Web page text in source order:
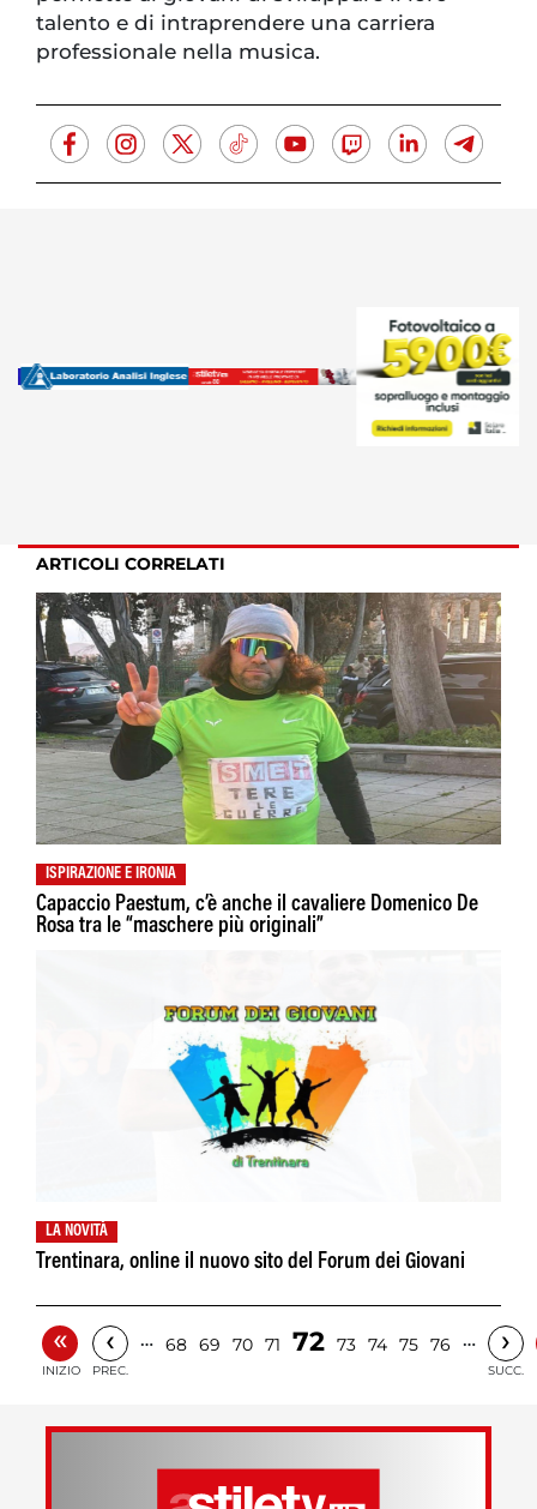
talento e di intraprendere una carriera
professionale nella musica.
ARTICOLI CORRELATI
ISPIRAZIONE E IRONIA
Capaccio Paestum, c’è anche il cavaliere Domenico De
Rosa tra le “maschere più originali”
LA NOVITÀ
Trentinara, online il nuovo sito del Forum dei Giovani
«
INIZIO
‹
PREC.
… 68 69 70 71 72 73 74 75 76 … ›
SUCC.